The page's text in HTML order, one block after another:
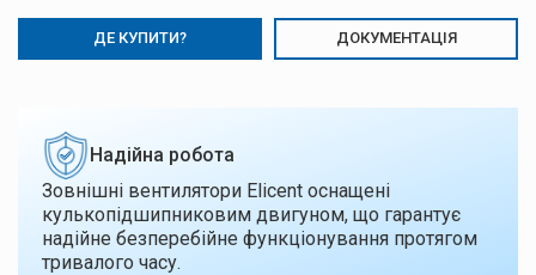
ДЕ КУПИТИ? ДОКУМЕНТАЦІЯ
Надійна робота
Зовнішні вентилятори Elicent оснащені
кулькопідшипниковим двигуном, що гарантує
надійне безперебійне функціонування протягом
тривалого часу.